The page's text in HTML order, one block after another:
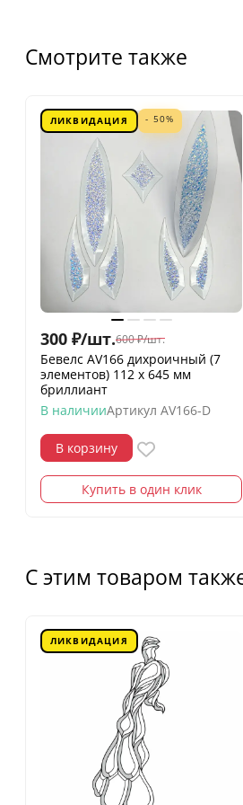
Смотрите также
ЛИКВИДАЦИЯ - 50%
300 ₽/шт.600 ₽/шт.
Бевелс AV166 дихроичный (7
элементов) 112 х 645 мм
бриллиант
В наличииАртикул AV166-D
В корзину
Купить в один клик
С этим товаром
ЛИКВИДАЦИЯ